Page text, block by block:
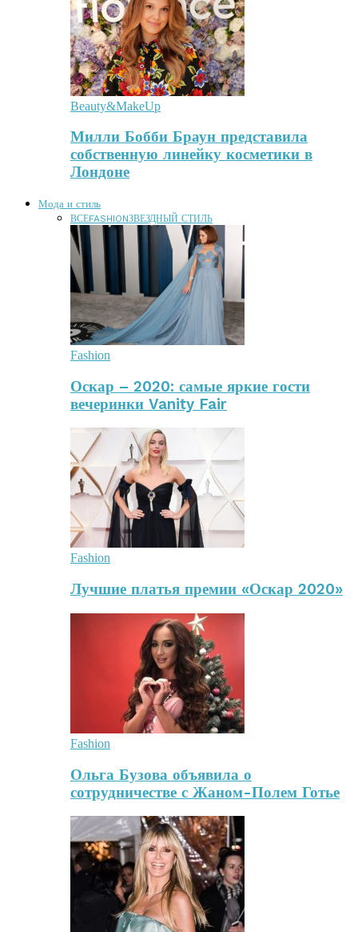
Beauty&MakeUp
Милли Бобби Браун представила
собственную линейку косметики в
Лондоне
Мода и стиль
ВСЕFASHIONЗВЕЗДНЫЙ СТИЛЬ
Fashion
Оскар – 2020: самые яркие гости
вечеринки Vanity Fair
Fashion
Лучшие платья премии «Оскар 2020»
Fashion
Ольга Бузова объявила о
сотрудничестве с Жаном-Полем Готье